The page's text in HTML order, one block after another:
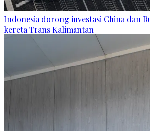
Indonesia dorong investasi China dan
kereta Trans Kalimantan